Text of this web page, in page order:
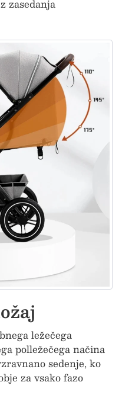
zasedanja
ležečega
polležečega načina
sedenje, ko
za vsako fazo